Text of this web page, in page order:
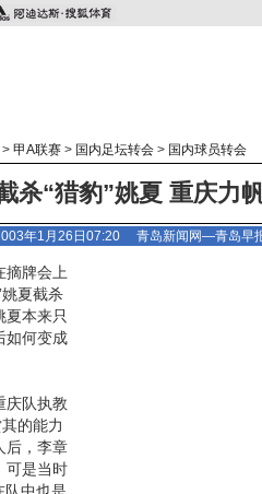
> 甲A联赛 > 国内足坛转会 > 国内球员转会
杀“猎豹”姚夏 重庆力
年1月26日07:20 青岛新闻网—青岛早
牌会上
夏截杀
夏本来只
如何变成
队执教
的能力
后，李章
可是当时